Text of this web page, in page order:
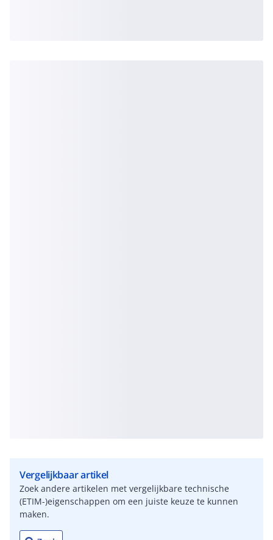
Vergelijkbaar artikel
Zoek andere artikelen met vergelijkbare technische
(ETIM-)eigenschappen om een juiste keuze te kunnen
maken.